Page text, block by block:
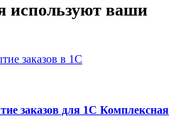
используют ваши
заказов для 1С Комплексная